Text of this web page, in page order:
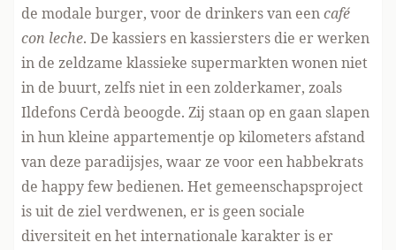
de modale burger, voor de drinkers van eencafé
con leche. De kassiers en kassiersters die er werken
in de zeldzame klassieke supermarkten wonen niet
in de buurt, zelfs niet in een zolderkamer, zoals
Ildefons Cerdà beoogde. Zij staan op en gaan slapen
in hun kleine appartementje op kilometers afstand
van deze paradijsjes, waar ze voor een habbekrats
de happy few bedienen. Het gemeenschapsproject
is uit de ziel verdwenen, er is geen sociale
diversiteit en het internationale karakter is er